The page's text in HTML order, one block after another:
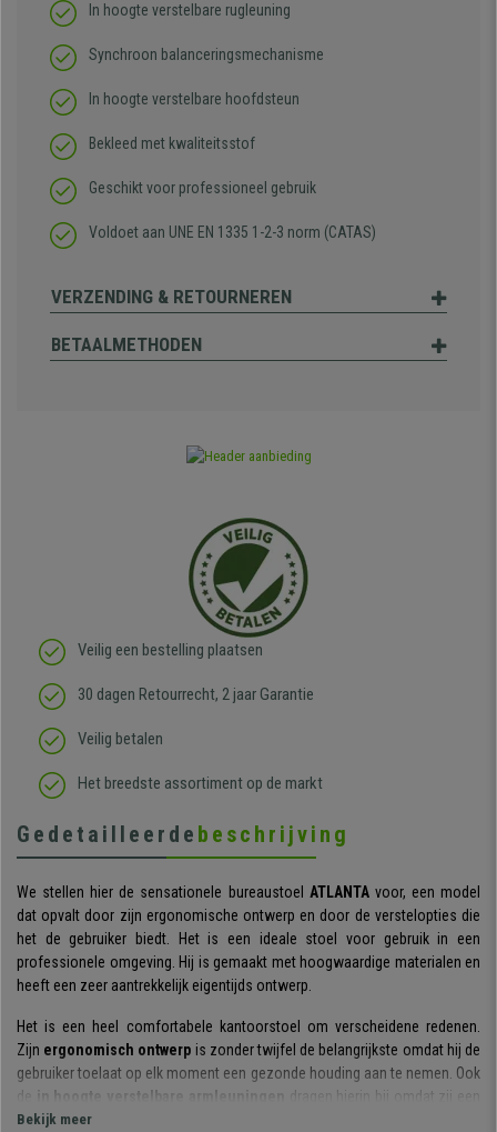
In hoogte verstelbare rugleuning
Synchroon balanceringsmechanisme
In hoogte verstelbare hoofdsteun
Bekleed met kwaliteitsstof
Geschikt voor professioneel gebruik
Voldoet aan UNE EN 1335 1-2-3 norm (CATAS)
VERZENDING & RETOURNEREN
BETAALMETHODEN
Veilig een bestelling plaatsen
30 dagen Retourrecht, 2 jaar Garantie
Veilig betalen
Het breedste assortiment op de markt
Gedetailleerde beschrijving
We stellen hier de sensationele bureaustoel ATLANTAvoor, een model
dat opvalt door zijn ergonomische ontwerp en door de verstelopties die
het de gebruiker biedt. Het is een ideale stoel voor gebruik in een
professionele omgeving. Hij is gemaakt met hoogwaardige materialen en
heeft een zeer aantrekkelijk eigentijds ontwerp.
Het is een heel comfortabele kantoorstoel om verscheidene redenen.
Zijn ergonomisch ontwerp is zonder twijfel de belangrijkste omdat hij de
gebruiker toelaat op elk moment een gezonde houding aan te nemen. Ook
de
in hoogte verstelbare armleuningen
dragen hierin bij omdat zij een
belangrijk steunpunt bieden en zo vermoeidheid voorkomen.
Bekijk meer